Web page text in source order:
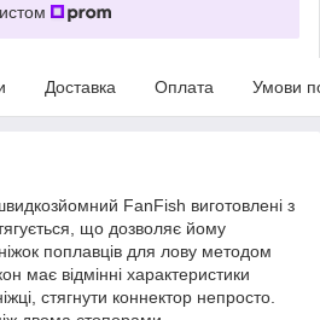
Доставка Оплата Умови
FanFish виготовлені з
що дозволяє йому
поплавців для лову методом
має відмінні характеристики
стягнути коннектор непросто.